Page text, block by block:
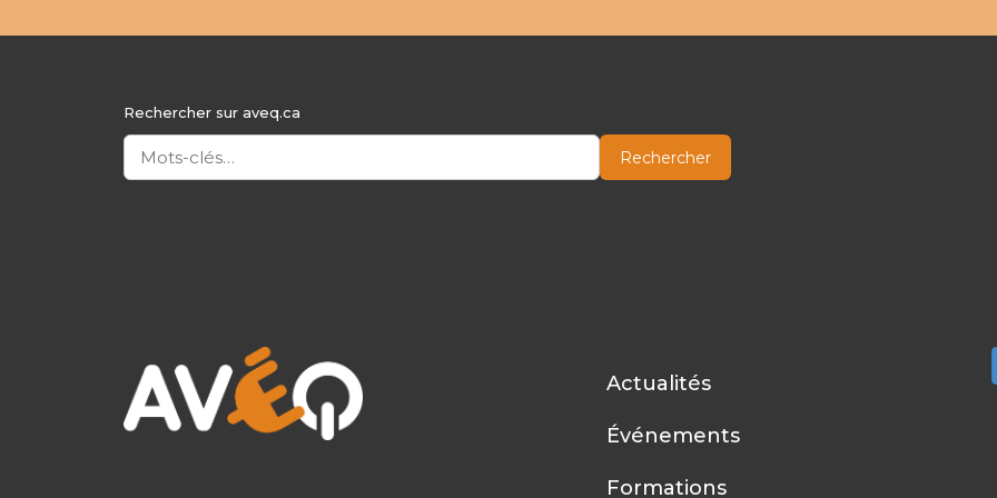
Rechercher sur aveq.ca
Rechercher
Actualités
Événements
Formations